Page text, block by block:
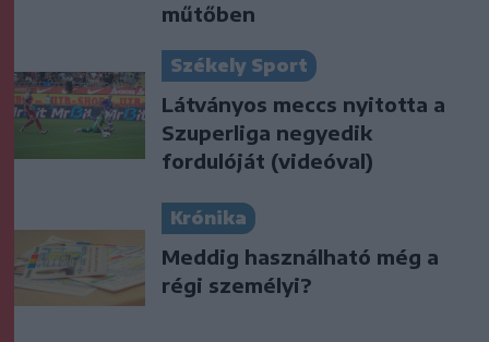
műtőben
Székely Sport
Látványos meccs nyitotta a
Szuperliga negyedik
fordulóját (videóval)
Krónika
Meddig használható még a
régi személyi?